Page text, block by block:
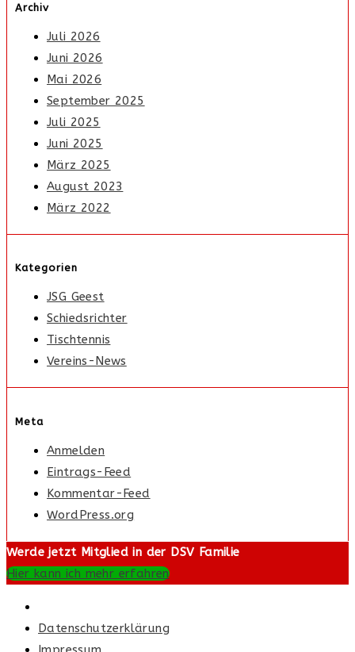
Archiv
Juli 2026
Juni 2026
Mai 2026
September 2025
Juli 2025
Juni 2025
März 2025
August 2023
März 2022
Kategorien
JSG Geest
Schiedsrichter
Tischtennis
Vereins-News
Meta
Anmelden
Eintrags-Feed
Kommentar-Feed
WordPress.org
Werde jetzt Mitglied in der DSV Familie
Hier kann ich mehr erfahren
Datenschutzerklärung